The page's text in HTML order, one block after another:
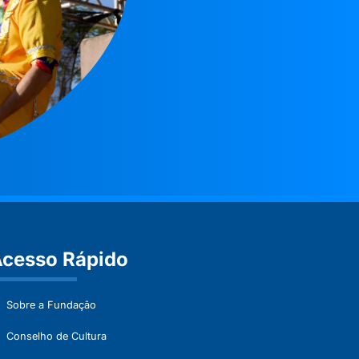
Rápido
Sobre a Fundação
Conselho de Cultura